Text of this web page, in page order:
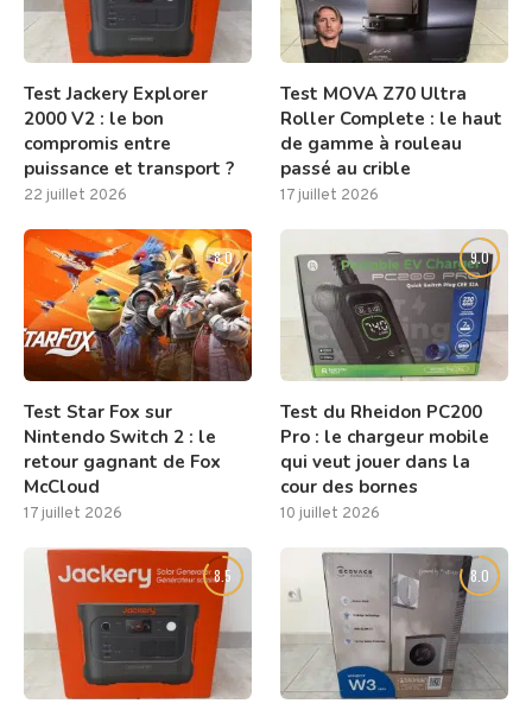
Test Jackery Explorer
2000 V2 : le bon
compromis entre
puissance et transport ?
22 juillet 2026
Test MOVA Z70 Ultra
Roller Complete : le haut
de gamme à rouleau
passé au crible
17 juillet 2026
8.0
Test Star Fox sur
Nintendo Switch 2 : le
retour gagnant de Fox
McCloud
17 juillet 2026
9.0
Test du Rheidon PC200
Pro : le chargeur mobile
qui veut jouer dans la
cour des bornes
10 juillet 2026
8.5 8.0